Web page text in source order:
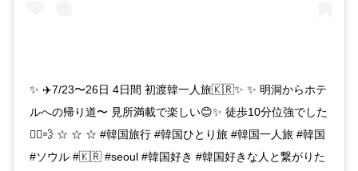
✨ ✈️7/23〜26日 4日間 初渡韓一人旅🇰🇷✨ ✨ 明洞からホテ
ルへの帰り道〜 見所満載で楽しい😊✨ 徒歩10分位強でした
🚶‍♀️💨 ☆ ☆ ☆ #韓国旅行 #韓国ひとり旅 #韓国一人旅 #韓国
#ソウル #🇰🇷 #seoul #韓国好き #韓国好きな人と繋がりた